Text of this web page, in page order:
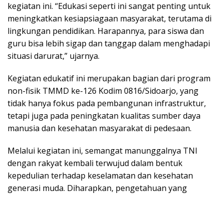
kegiatan ini. “Edukasi seperti ini sangat penting untuk
meningkatkan kesiapsiagaan masyarakat, terutama di
lingkungan pendidikan. Harapannya, para siswa dan
guru bisa lebih sigap dan tanggap dalam menghadapi
situasi darurat,” ujarnya.
Kegiatan edukatif ini merupakan bagian dari program
non-fisik TMMD ke-126 Kodim 0816/Sidoarjo, yang
tidak hanya fokus pada pembangunan infrastruktur,
tetapi juga pada peningkatan kualitas sumber daya
manusia dan kesehatan masyarakat di pedesaan.
Melalui kegiatan ini, semangat manunggalnya TNI
dengan rakyat kembali terwujud dalam bentuk
kepedulian terhadap keselamatan dan kesehatan
generasi muda. Diharapkan, pengetahuan yang